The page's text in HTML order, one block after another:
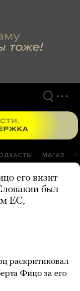
МАГАЗ
его визит
был
ЕС,
раскритиковал
Фицо за его